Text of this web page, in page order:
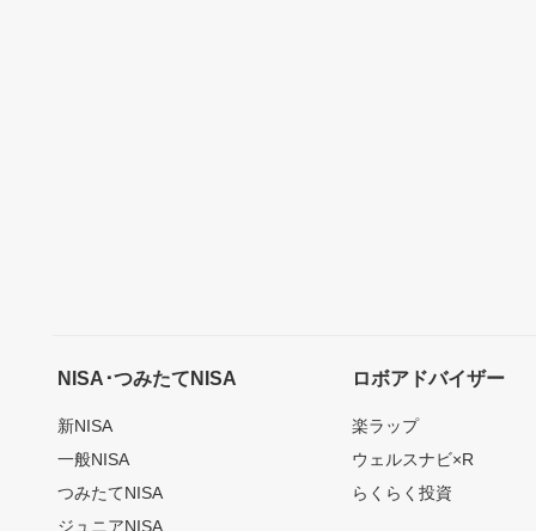
NISA･つみたてNISA
新NISA
一般NISA
つみたてNISA
ジュニアNISA
ロボアドバイザー
楽ラップ
ウェルスナビ×R
らくらく投資